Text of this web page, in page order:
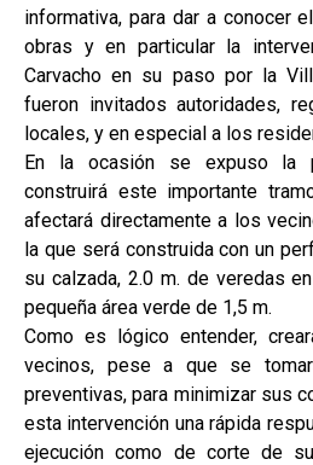
informativa, para dar a conocer
obras y en particular la
Carvacho en su paso por la
fueron invitados autoridades,
locales, y en especial a los
En la ocasión se expuso la
construirá este importante
afectará directamente a los
la que será construida con un
su calzada, 2.0 m. de veredas
pequeña área verde de 1,5 m.
Como es lógico entender,
vecinos, pese a que se
preventivas, para minimizar sus
esta intervención una rápida
ejecución como de corte de